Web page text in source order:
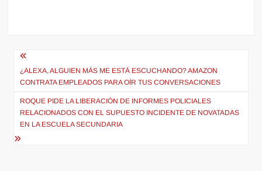
Navegación
de
entradas
¿ALEXA, ALGUIEN MÁS ME ESTÁ ESCUCHANDO? AMAZON
CONTRATA EMPLEADOS PARA OÍR TUS CONVERSACIONES
ROQUE PIDE LA LIBERACIÓN DE INFORMES POLICIALES
RELACIONADOS CON EL SUPUESTO INCIDENTE DE NOVATADAS
EN LA ESCUELA SECUNDARIA